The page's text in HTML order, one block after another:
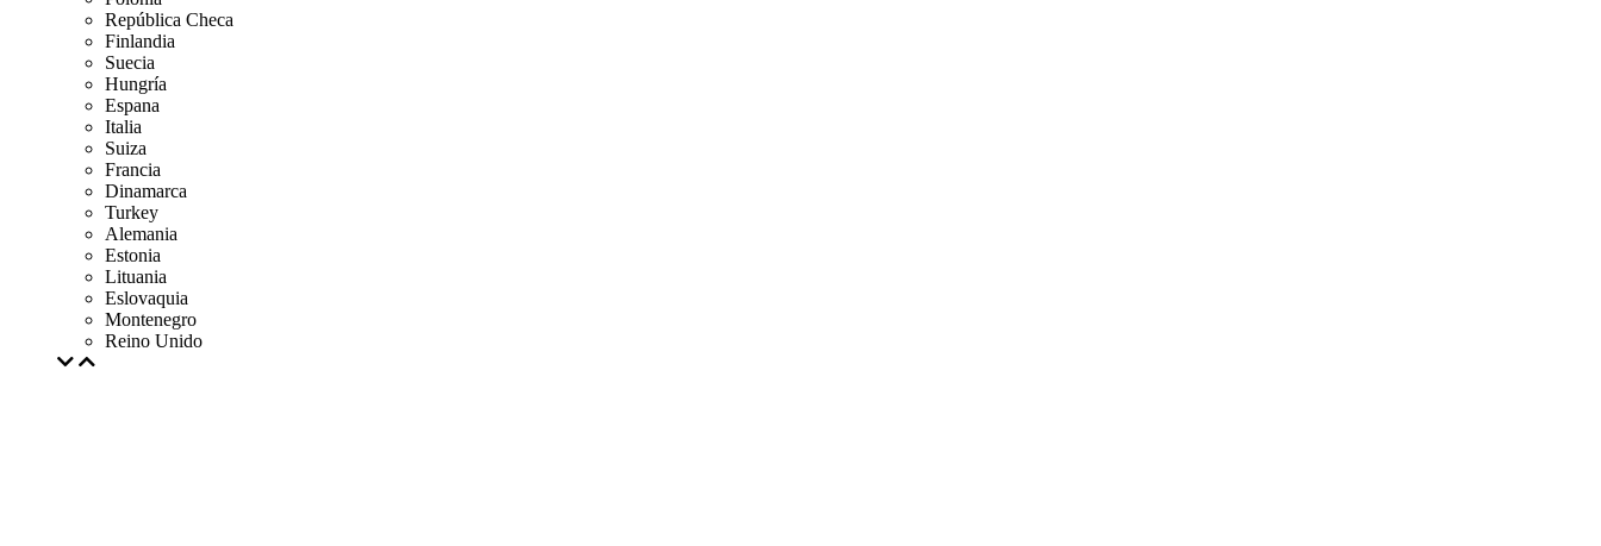
República Checa
Finlandia
Suecia
Hungría
Espana
Italia
Suiza
Francia
Dinamarca
Turkey
Alemania
Estonia
Lituania
Eslovaquia
Montenegro
Reino Unido